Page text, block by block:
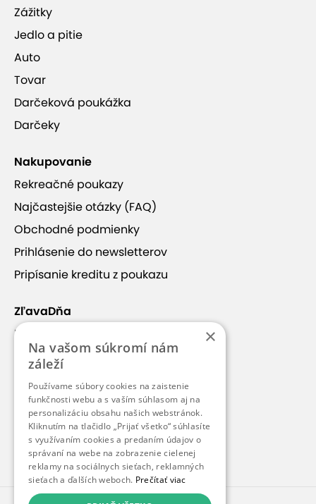
Ponuka je ukončená.
Ukončené - Strelecký balíček „TRY
IT“
Platnosť od 10.10.2025 do 31.7.2026
19,90 €
Ukončené - Strelecký balíček
„Columbo“
Platnosť od 10.10.2025 do 31.7.2026
35,00 €
Ukončené - Strelecký balíček
„Before 1989“
Platnosť od 10.10.2025 do 31.7.2026
Zážitky
Jedlo a pitie
Auto
Tovar
Darčeková poukážka
Darčeky
Nakupovanie
Rekreačné poukazy
Najčastejšie otázky (FAQ)
Obchodné podmienky
Prihlásenie do newsletterov
Pripísanie kreditu z poukazu
ZľavaDňa
Náš príbeh
Kontakt
Kariéra
Blog
Pre médiá
Pre partnerov
×
Na vašom súkromí nám
záleží
Používame súbory cookies na zaistenie
funkčnosti webu a s vaším súhlasom aj na
personalizáciu obsahu našich webstránok.
Kliknutím na tlačidlo „Prijať všetko“ súhlasíte
s využívaním cookies a predaním údajov o
správaní na webe na zobrazenie cielenej
reklamy na sociálnych sieťach, reklamných
sieťach a ďalších weboch. Prečítať viac